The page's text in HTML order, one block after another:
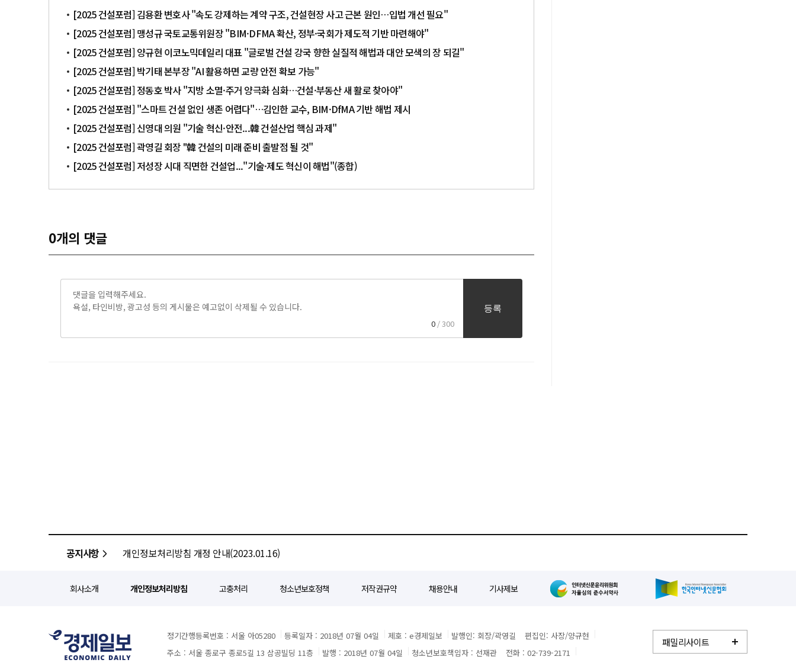
[2025 건설포럼] 김용환 변호사 "속도 강제하는 계약 구조, 건설현장 사고 근본 원인…입법 개선 필요"
[2025 건설포럼] 맹성규 국토교통위원장 "BIM·DFMA 확산, 정부·국회가 제도적 기반 마련해야"
[2025 건설포럼] 양규현 이코노믹데일리 대표 "글로벌 건설 강국 향한 실질적 해법과 대안 모색의 장 되길"
[2025 건설포럼] 박기태 본부장 "AI 활용하면 교량 안전 확보 가능"
[2025 건설포럼] 정동호 박사 "지방 소멸·주거 양극화 심화…건설·부동산 새 활로 찾아야"
[2025 건설포럼] "스마트 건설 없인 생존 어렵다"…김인한 교수, BIM·DfMA 기반 해법 제시
[2025 건설포럼] 신영대 의원 "기술 혁신·안전...韓 건설산업 핵심 과제"
[2025 건설포럼] 곽영길 회장 "韓 건설의 미래 준비 출발점 될 것"
[2025 건설포럼] 저성장 시대 직면한 건설업..."기술·제도 혁신이 해법"(종합)
0개의 댓글
0 / 300
등록
공지사항 개인정보처리방침 개정 안내(2023.01.16)
회사소개 개인정보처리방침 고충처리 청소년보호정책 저작권규약 채용안내 기사제보
정기간행등록번호 : 서울 아05280 등록일자 : 2018년 07월 04일 제호 : e경제일보 발행인: 회장/곽영길
편집인: 사장/양규현
주소 : 서울 종로구 종로5길 13 삼공빌딩 11층
발행 : 2018년 07월 04일 청소년보호책임자 : 선재관
전화 : 02-739-2171
패밀리사이트